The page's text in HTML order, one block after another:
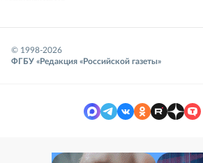
© 1998-2026
ФГБУ «Редакция «Российской газеты»